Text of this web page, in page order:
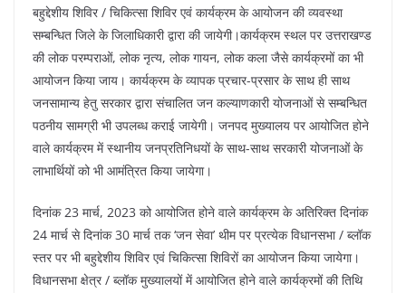
बहुद्देशीय शिविर / चिकित्सा शिविर एवं कार्यक्रम के आयोजन की व्यवस्था
सम्बन्धित जिले के जिलाधिकारी द्वारा की जायेगी।कार्यक्रम स्थल पर उत्तराखण्ड
की लोक परम्पराओं, लोक नृत्य, लोक गायन, लोक कला जैसे कार्यक्रमों का भी
आयोजन किया जाय। कार्यक्रम के व्यापक प्रचार-प्रसार के साथ ही साथ
जनसामान्य हेतु सरकार द्वारा संचालित जन कल्याणकारी योजनाओं से सम्बन्धित
पठनीय सामग्री भी उपलब्ध कराई जायेगी। जनपद मुख्यालय पर आयोजित होने
वाले कार्यक्रम में स्थानीय जनप्रतिनिधयों के साथ-साथ सरकारी योजनाओं के
लाभार्थियों को भी आमंत्रित किया जायेगा।
दिनांक 23 मार्च, 2023 को आयोजित होने वाले कार्यक्रम के अतिरिक्त दिनांक
24 मार्च से दिनांक 30 मार्च तक ‘जन सेवा’ थीम पर प्रत्येक विधानसभा / ब्लॉक
स्तर पर भी बहुद्देशीय शिविर एवं चिकित्सा शिविरों का आयोजन किया जायेगा।
विधानसभा क्षेत्र / ब्लॉक मुख्यालयों में आयोजित होने वाले कार्यक्रमों की तिथि